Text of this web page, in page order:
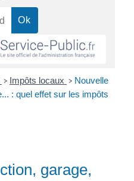
> Impôts locaux > Nouvelle
: quel effet sur les impôts
garage,